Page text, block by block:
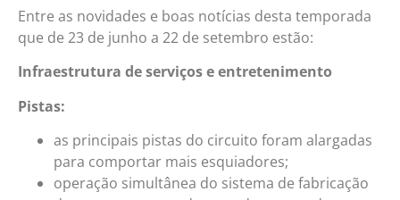
Entre as novidades e boas notícias desta temporada
que de 23 de junho a 22 de setembro estão:
Infraestrutura de serviços e entretenimento
Pistas:
as principais pistas do circuito foram alargadas
para comportar mais esquiadores;
operação simultânea do sistema de fabricação